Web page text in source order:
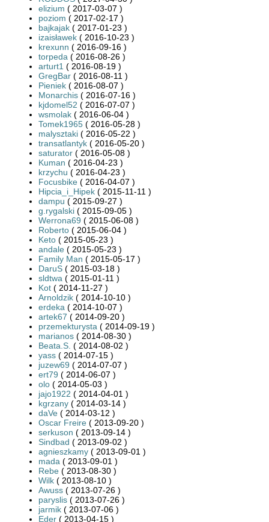
elizium ( 2017-03-07 )
poziom ( 2017-02-17 )
bajkajak ( 2017-01-23 )
izaisławek ( 2016-10-23 )
krexunn ( 2016-09-16 )
torpeda ( 2016-08-26 )
arturt1 ( 2016-08-19 )
GregBar ( 2016-08-11 )
Pieniek ( 2016-08-07 )
Monarchis ( 2016-07-16 )
kjdomel52 ( 2016-07-07 )
wsmolak ( 2016-06-04 )
Tomek1965 ( 2016-05-28 )
malysztaki ( 2016-05-22 )
transatlantyk ( 2016-05-20 )
saturator ( 2016-05-08 )
Kuman ( 2016-04-23 )
krzychu ( 2016-04-23 )
Focusbike ( 2016-04-07 )
Hipcia_i_Hipek ( 2015-11-11 )
dampu ( 2015-09-27 )
g.rygalski ( 2015-09-05 )
Werrona69 ( 2015-06-08 )
Roberto ( 2015-06-04 )
Keto ( 2015-05-23 )
andale ( 2015-05-23 )
Family Man ( 2015-05-17 )
DaruS ( 2015-03-18 )
sldtwa ( 2015-01-11 )
Kot ( 2014-11-27 )
Arnoldzik ( 2014-10-10 )
erdeka ( 2014-10-07 )
artek67 ( 2014-09-20 )
przemekturysta ( 2014-09-19 )
marianos ( 2014-08-30 )
Beata.S. ( 2014-08-02 )
yass ( 2014-07-15 )
juzew69 ( 2014-07-07 )
ert79 ( 2014-06-07 )
olo ( 2014-05-03 )
jajo1922 ( 2014-04-01 )
kgrzany ( 2014-03-14 )
daVe ( 2014-03-12 )
Oscar Freire ( 2013-09-20 )
serkuson ( 2013-09-14 )
Sindbad ( 2013-09-02 )
agnieszkamy ( 2013-09-01 )
mada ( 2013-09-01 )
Rebe ( 2013-08-30 )
Wilk ( 2013-08-10 )
Awuss ( 2013-07-26 )
paryslis ( 2013-07-26 )
jarmik ( 2013-07-06 )
Eder ( 2013-04-15 )